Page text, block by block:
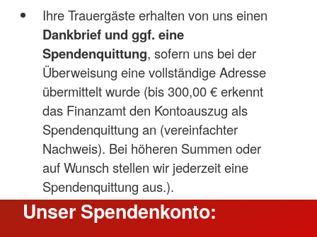
Ihre Trauergäste erhalten von uns einen
Dankbrief und ggf. eine
Spendenquittung, sofern uns bei der
Überweisung eine vollständige Adresse
übermittelt wurde (bis 300,00 € erkennt
das Finanzamt den Kontoauszug als
Spendenquittung an (vereinfachter
Nachweis). Bei höheren Summen oder
auf Wunsch stellen wir jederzeit eine
Spendenquittung aus.).
Unser Spendenkonto: